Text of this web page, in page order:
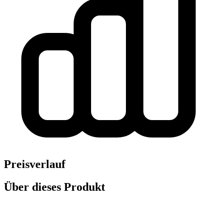
Preisverlauf
Über dieses Produkt